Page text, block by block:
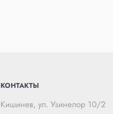
КОНТАКТЫ
Кишинев, ул. Узинелор 10/2